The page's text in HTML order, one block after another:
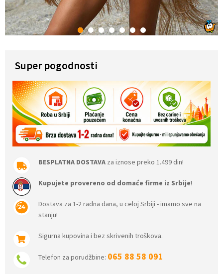
1 2 3 4 5 6 7
Super pogodnosti
BESPLATNA DOSTAVA za iznose preko 1.499 din!
Kupujete provereno od domaće firme iz Srbije!
Dostava za 1-2 radna dana, u celoj Srbiji - imamo sve na
stanju!
Sigurna kupovina i bez skrivenih troškova.
Telefon za porudžbine: 065 88 58 091